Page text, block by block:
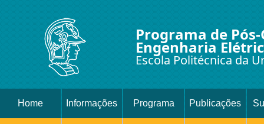
Programa de
Engenharia
Escola Politécnica da
Home Informações Programa Publicações